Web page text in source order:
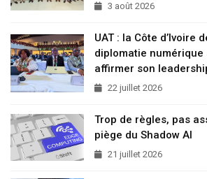
3 août 2026
UAT : la Côte d’Ivoire
diplomatie numérique
affirmer son
22 juillet 2026
Trop de règles, pas
piège du Shadow AI
21 juillet 2026